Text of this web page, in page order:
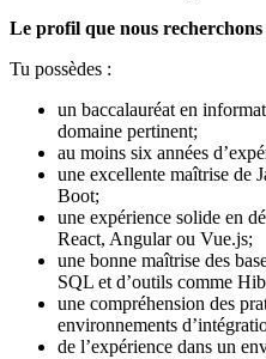
Le profil que nous recherchons
Tu possèdes :
un baccalauréat en
domaine pertinent;
au moins six années
une excellente maîtrise de
Boot;
une expérience solide en
React, Angular ou Vue.js;
une bonne maîtrise des
SQL et d’outils comme
une compréhension des
environnements
de l’expérience dans un